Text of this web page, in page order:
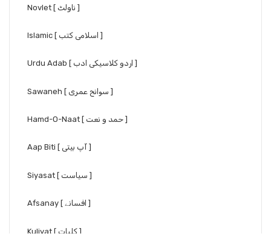
Novlet [ ناولٹ ]
Islamic [ اسلامی کتب ]
Urdu Adab [ اردو کلاسیکی ادب ]
Sawaneh [ سوانح عمری ]
Hamd-O-Naat [ حمد و نعت ]
Aap Biti [ آپ بیتی ]
Siyasat [ سیاست ]
Afsanay [ افسانے ]
Kuliyat [ کلیات ]